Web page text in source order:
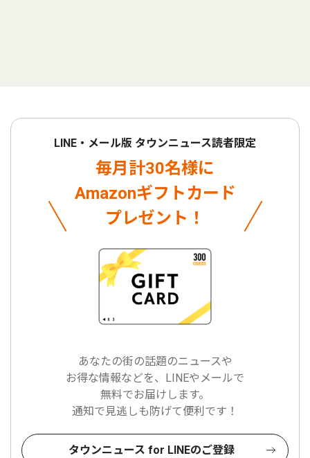
LINE・メール版 タウンニュース読者限定
毎月計30名様に
Amazonギフトカード
プレゼント！
あなたの街の話題のニュースや
お得な情報などを、LINEやメールで
無料でお届けします。
通知で見逃しも防げて便利です！
タウンニュース for LINEのご登録